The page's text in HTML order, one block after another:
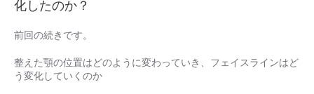
化したのか？
前回の続きです。
整えた顎の位置はどのように変わっていき、フェイスラインはど
う変化していくのか